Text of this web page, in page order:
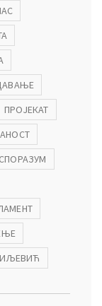
ПРОЈЕКАТ
СПОРАЗУМ